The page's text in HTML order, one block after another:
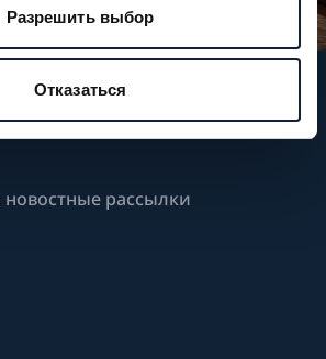
Разрешить выбор
Отказатьсяновостями
новостные рассылки